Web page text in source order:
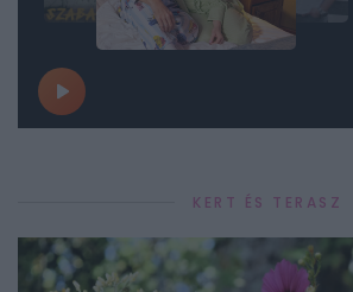
KERT ÉS TERASZ